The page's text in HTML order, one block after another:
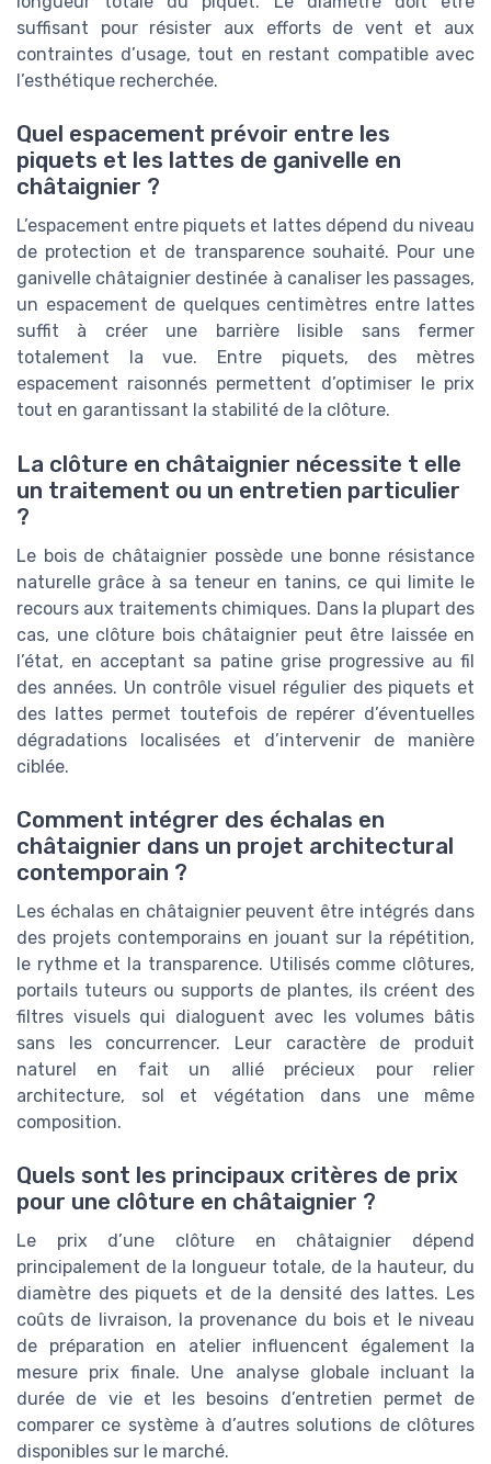
suffisant pour résister aux efforts de vent et aux
contraintes d’usage, tout en restant compatible avec
l’esthétique recherchée.
Quel espacement prévoir entre les
piquets et les lattes de ganivelle en
châtaignier ?
L’espacement entre piquets et lattes dépend du niveau
de protection et de transparence souhaité. Pour une
ganivelle châtaignier destinée à canaliser les passages,
un espacement de quelques centimètres entre lattes
suffit à créer une barrière lisible sans fermer
totalement la vue. Entre piquets, des mètres
espacement raisonnés permettent d’optimiser le prix
tout en garantissant la stabilité de la clôture.
La clôture en châtaignier nécessite t elle
un traitement ou un entretien particulier
?
Le bois de châtaignier possède une bonne résistance
naturelle grâce à sa teneur en tanins, ce qui limite le
recours aux traitements chimiques. Dans la plupart des
cas, une clôture bois châtaignier peut être laissée en
l’état, en acceptant sa patine grise progressive au fil
des années. Un contrôle visuel régulier des piquets et
des lattes permet toutefois de repérer d’éventuelles
dégradations localisées et d’intervenir de manière
ciblée.
Comment intégrer des échalas en
châtaignier dans un projet architectural
contemporain ?
Les échalas en châtaignier peuvent être intégrés dans
des projets contemporains en jouant sur la répétition,
le rythme et la transparence. Utilisés comme clôtures,
portails tuteurs ou supports de plantes, ils créent des
filtres visuels qui dialoguent avec les volumes bâtis
sans les concurrencer. Leur caractère de produit
naturel en fait un allié précieux pour relier
architecture, sol et végétation dans une même
composition.
Quels sont les principaux critères de prix
pour une clôture en châtaignier ?
Le prix d’une clôture en châtaignier dépend
principalement de la longueur totale, de la hauteur, du
diamètre des piquets et de la densité des lattes. Les
coûts de livraison, la provenance du bois et le niveau
de préparation en atelier influencent également la
mesure prix finale. Une analyse globale incluant la
durée de vie et les besoins d’entretien permet de
comparer ce système à d’autres solutions de clôtures
disponibles sur le marché.